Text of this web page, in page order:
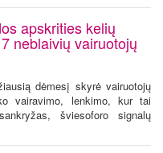
apskrities kelių
neblaivių vairuotojų
dėmesį skyrė vairuotojų
vairavimo, lenkimo, kur tai
šviesoforo signalų